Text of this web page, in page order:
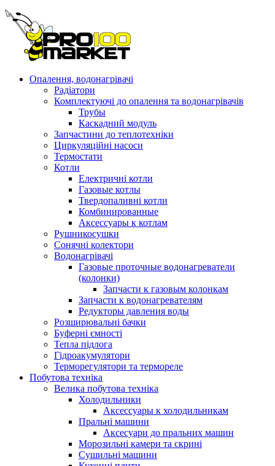
Опалення, водонагрівачі
Радіатори
Комплектуючі до опалення та водонагрівачів
Трубы
Каскадний модуль
Запчастини до теплотехніки
Циркуляційні насоси
Термостати
Котли
Електричні котли
Газовые котлы
Твердопаливні котли
Комбинированные
Аксессуары к котлам
Рушникосушки
Сонячні колектори
Водонагрівачі
Газовые проточные водонагреватели
(колонки)
Запчасти к газовым колонкам
Запчасти к водонагревателям
Редукторы давления воды
Розширювальні бачки
Буферні ємності
Тепла підлога
Гідроакумулятори
Терморегулятори та термореле
Побутова техніка
Велика побутова техніка
Холодильники
Аксессуары к холодильникам
Пральні машини
Аксесуари до пральних машин
Морозильні камери та скрині
Сушильні машини